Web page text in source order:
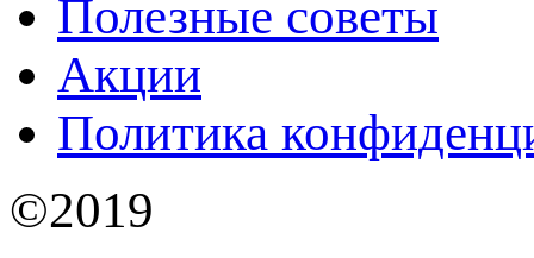
Полезные советы
Акции
Политика
©2019